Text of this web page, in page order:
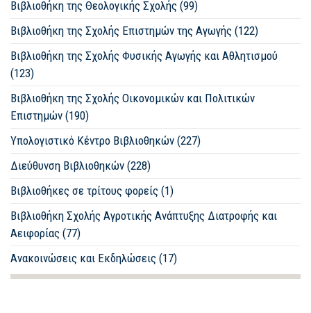
Βιβλιοθήκη της Θεολογικής Σχολής (99)
Βιβλιοθήκη της Σχολής Επιστημών της Αγωγής (122)
Βιβλιοθήκη της Σχολής Φυσικής Αγωγής και Αθλητισμού
(123)
Βιβλιοθήκη της Σχολής Οικονομικών και Πολιτικών
Επιστημών (190)
Υπολογιστικό Κέντρο Βιβλιοθηκών (227)
Διεύθυνση Βιβλιοθηκών (228)
Βιβλιοθήκες σε τρίτους φορείς (1)
Βιβλιοθήκη Σχολής Αγροτικής Ανάπτυξης Διατροφής και
Αειφορίας (77)
Ανακοινώσεις και Εκδηλώσεις (17)